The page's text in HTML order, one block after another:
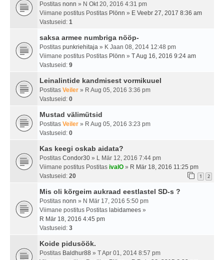
Postitas nonn » N Okt 20, 2016 4:31 pm
Viimane postitus Postitas Plönn » E Veebr 27, 2017 8:36 am
Vastuseid: 1
saksa armee numbriga nööp-
Postitas punkriehitaja » K Jaan 08, 2014 12:48 pm
Viimane postitus Postitas Plönn » T Aug 16, 2016 9:24 am
Vastuseid: 9
Leinalintide kandmisest vormikuuel
Postitas Veiler » R Aug 05, 2016 3:36 pm
Vastuseid: 0
Mustad välimütsid
Postitas Veiler » R Aug 05, 2016 3:23 pm
Vastuseid: 0
Kas keegi oskab aidata?
Postitas Condor30 » L Mär 12, 2016 7:44 pm
Viimane postitus Postitas ivalO » R Mär 18, 2016 11:25 pm
Vastuseid: 20 1 2
Mis oli kõrgeim aukraad eestlastel SD-s ?
Postitas nonn » N Mär 17, 2016 5:50 pm
Viimane postitus Postitas labidamees »
R Mär 18, 2016 4:45 pm
Vastuseid: 3
Koide pidusöök.
Postitas Baldhur88 » T Apr 01, 2014 8:57 pm